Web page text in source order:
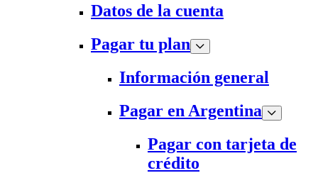
Datos de la cuenta
Pagar tu plan
Información general
Pagar en Argentina
Pagar con tarjeta de
crédito